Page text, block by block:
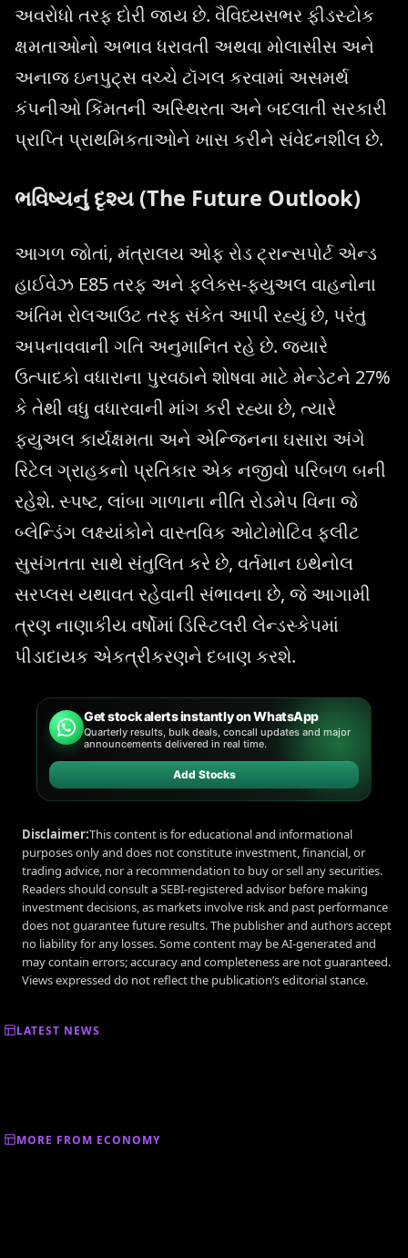
અવરોધો તરફ દોરી જાય છે. વૈવિધ્યસભર ફીડસ્ટોક
ક્ષમતાઓનો અભાવ ધરાવતી અથવા મોલાસીસ અને
અનાજ ઇનપુટ્સ વચ્ચે ટૉગલ કરવામાં અસમર્થ
કંપનીઓ કિંમતની અસ્થિરતા અને બદલાતી સરકારી
પ્રાપ્તિ પ્રાથમિકતાઓને ખાસ કરીને સંવેદનશીલ છે.
ભવિષ્યનું દૃશ્ય (The Future Outlook)
આગળ જોતાં, મંત્રાલય ઓફ રોડ ટ્રાન્સપોર્ટ એન્ડ
હાઈવેઝ E85 તરફ અને ફ્લેક્સ-ફ્યુઅલ વાહનોના
અંતિમ રોલઆઉટ તરફ સંકેત આપી રહ્યું છે, પરંતુ
અપનાવવાની ગતિ અનુમાનિત રહે છે. જ્યારે
ઉત્પાદકો વધારાના પુરવઠાને શોષવા માટે મેન્ડેટને 27%
કે તેથી વધુ વધારવાની માંગ કરી રહ્યા છે, ત્યારે
ફ્યુઅલ કાર્યક્ષમતા અને એન્જિનના ઘસારા અંગે
રિટેલ ગ્રાહકનો પ્રતિકાર એક નજીવો પરિબળ બની
રહેશે. સ્પષ્ટ, લાંબા ગાળાના નીતિ રોડમેપ વિના જે
બ્લેન્ડિંગ લક્ષ્યાંકોને વાસ્તવિક ઓટોમોટિવ ફ્લીટ
સુસંગતતા સાથે સંતુલિત કરે છે, વર્તમાન ઇથેનોલ
સરપ્લસ યથાવત રહેવાની સંભાવના છે, જે આગામી
ત્રણ નાણાકીય વર્ષોમાં ડિસ્ટિલરી લેન્ડસ્કેપમાં
પીડાદાયક એકત્રીકરણને દબાણ કરશે.
Get stock alerts instantly on WhatsApp
Quarterly results, bulk deals, concall updates and major
announcements delivered in real time.
Add Stocks
Disclaimer:This content is for educational and informational
purposes only and does not constitute investment, financial, or
trading advice, nor a recommendation to buy or sell any securities.
Readers should consult a SEBI-registered advisor before making
investment decisions, as markets involve risk and past performance
does not guarantee future results. The publisher and authors accept
no liability for any losses. Some content may be AI-generated and
may contain errors; accuracy and completeness are not guaranteed.
Views expressed do not reflect the publication’s editorial stance.
LATEST NEWS
MORE FROM ECONOMY